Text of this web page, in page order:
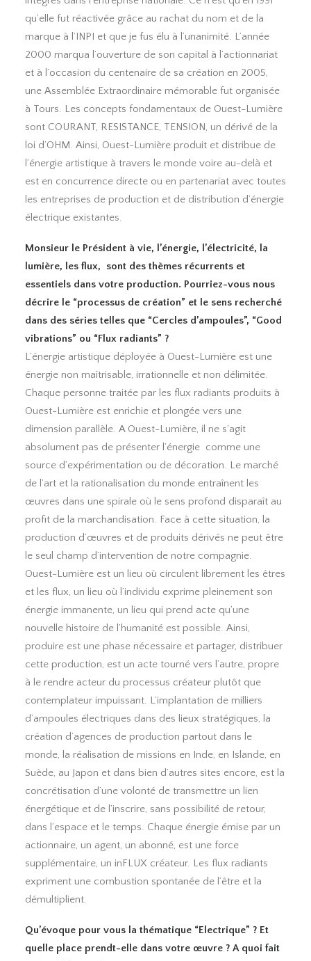
qu’elle fut réactivée grâce au rachat du nom et de la
marque à l’INPI et que je fus élu à l’unanimité. L’année
2000 marqua l’ouverture de son capital à l’actionnariat
et à l’occasion du centenaire de sa création en 2005,
une Assemblée Extraordinaire mémorable fut organisée
à Tours. Les concepts fondamentaux de Ouest-Lumière
sont COURANT, RESISTANCE, TENSION, un dérivé de la
loi d’OHM. Ainsi, Ouest-Lumière produit et distribue de
l’énergie artistique à travers le monde voire au-delà et
est en concurrence directe ou en partenariat avec toutes
les entreprises de production et de distribution d’énergie
électrique existantes.
Monsieur le Président à vie, l’énergie, l’électricité, la
lumière, les flux, sont des thèmes récurrents et
essentiels dans votre production. Pourriez-vous nous
décrire le “processus de création” et le sens recherché
dans des séries telles que “Cercles d’ampoules”, “Good
vibrations” ou “Flux radiants” ?
L’énergie artistique déployée à Ouest-Lumière est une
énergie non maîtrisable, irrationnelle et non délimitée.
Chaque personne traitée par les flux radiants produits à
Ouest-Lumière est enrichie et plongée vers une
dimension parallèle. A Ouest-Lumière, il ne s’agit
absolument pas de présenter l’énergie comme une
source d’expérimentation ou de décoration. Le marché
de l’art et la rationalisation du monde entraînent les
œuvres dans une spirale où le sens profond disparaît au
profit de la marchandisation. Face à cette situation, la
production d’œuvres et de produits dérivés ne peut être
le seul champ d’intervention de notre compagnie.
Ouest-Lumière est un lieu où circulent librement les êtres
et les flux, un lieu où l’individu exprime pleinement son
énergie immanente, un lieu qui prend acte qu’une
nouvelle histoire de l’humanité est possible. Ainsi,
produire est une phase nécessaire et partager, distribuer
cette production, est un acte tourné vers l’autre, propre
à le rendre acteur du processus créateur plutôt que
contemplateur impuissant. L’implantation de milliers
d’ampoules électriques dans des lieux stratégiques, la
création d’agences de production partout dans le
monde, la réalisation de missions en Inde, en Islande, en
Suède, au Japon et dans bien d’autres sites encore, est la
concrétisation d’une volonté de transmettre un lien
énergétique et de l’inscrire, sans possibilité de retour,
dans l’espace et le temps. Chaque énergie émise par un
actionnaire, un agent, un abonné, est une force
supplémentaire, un inFLUX créateur. Les flux radiants
expriment une combustion spontanée de l’être et la
démultiplient.
Qu’évoque pour vous la thématique “Electrique” ? Et
quelle place prendt-elle dans votre œuvre ? A quoi fait